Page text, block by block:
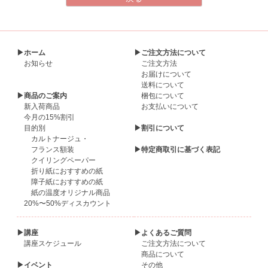
▶ホーム
お知らせ
▶商品のご案内
新入荷商品
今月の15%割引
目的別
カルトナージュ・
フランス額装
クイリングペーパー
折り紙におすすめの紙
障子紙におすすめの紙
紙の温度オリジナル商品
20%〜50%ディスカウント
▶ご注文方法について
ご注文方法
お届けについて
送料について
梱包について
お支払いについて
▶割引について
▶特定商取引に基づく表記
▶講座
講座スケジュール
▶イベント
▶よくあるご質問
ご注文方法について
商品について
その他